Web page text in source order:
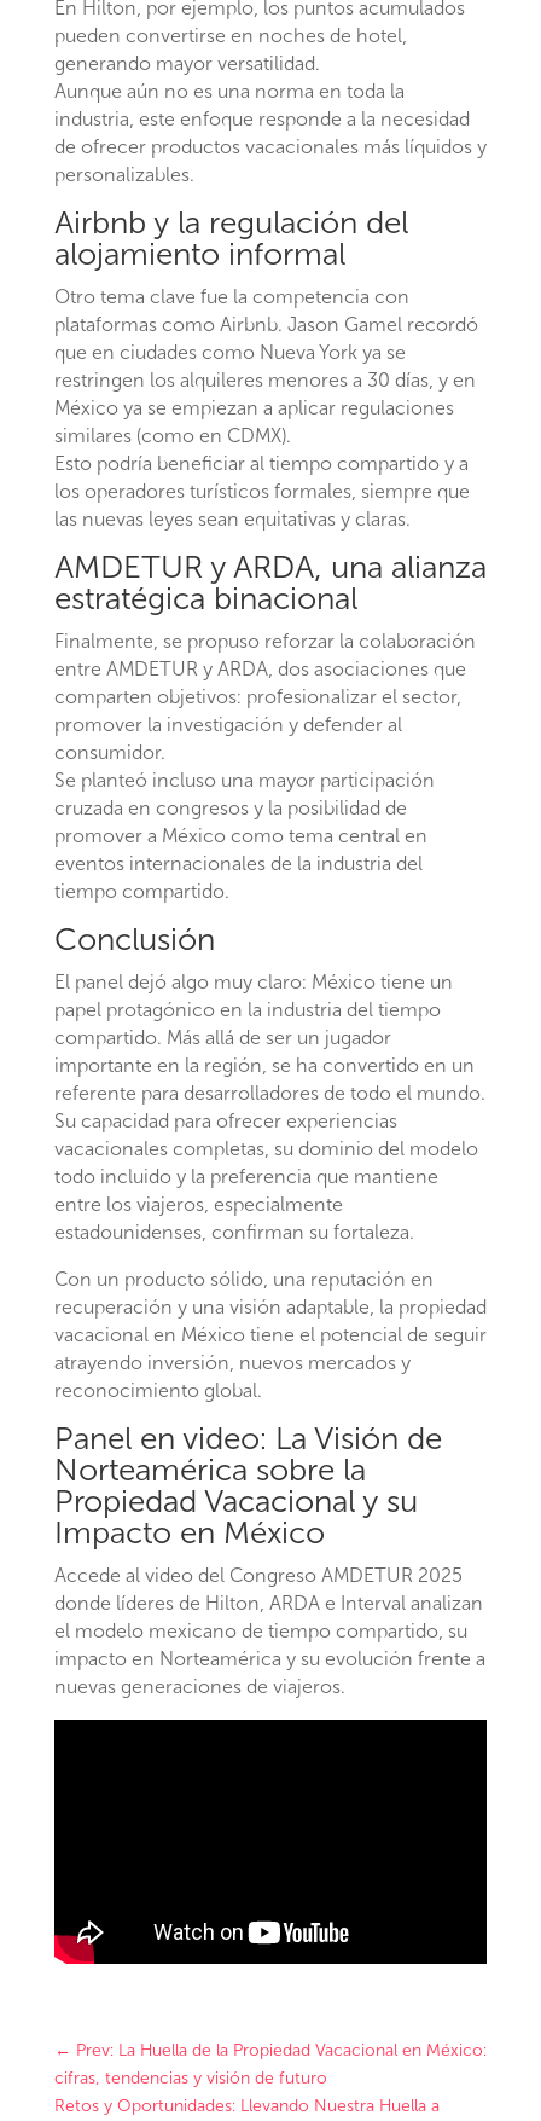
En Hilton, por ejemplo, los puntos acumulados
pueden convertirse en noches de hotel,
generando mayor versatilidad.
Aunque aún no es una norma en toda la
industria, este enfoque responde a la necesidad
de ofrecer productos vacacionales más líquidos y
personalizables.
Airbnb y la regulación del
alojamiento informal
Otro tema clave fue la competencia con
plataformas como Airbnb. Jason Gamel recordó
que en ciudades como Nueva York ya se
restringen los alquileres menores a 30 días, y en
México ya se empiezan a aplicar regulaciones
similares (como en CDMX).
Esto podría beneficiar al tiempo compartido y a
los operadores turísticos formales, siempre que
las nuevas leyes sean equitativas y claras.
AMDETUR y ARDA, una alianza
estratégica binacional
Finalmente, se propuso reforzar la colaboración
entre AMDETUR y ARDA, dos asociaciones que
comparten objetivos: profesionalizar el sector,
promover la investigación y defender al
consumidor.
Se planteó incluso una mayor participación
cruzada en congresos y la posibilidad de
promover a México como tema central en
eventos internacionales de la industria del
tiempo compartido.
Conclusión
El panel dejó algo muy claro: México tiene un
papel protagónico en la industria del tiempo
compartido. Más allá de ser un jugador
importante en la región, se ha convertido en un
referente para desarrolladores de todo el mundo.
Su capacidad para ofrecer experiencias
vacacionales completas, su dominio del modelo
todo incluido y la preferencia que mantiene
entre los viajeros, especialmente
estadounidenses, confirman su fortaleza.
Con un producto sólido, una reputación en
recuperación y una visión adaptable, la propiedad
vacacional en México tiene el potencial de seguir
atrayendo inversión, nuevos mercados y
reconocimiento global.
Panel en video: La Visión de
Norteamérica sobre la
Propiedad Vacacional y su
Impacto en México
Accede al video del Congreso AMDETUR 2025
donde líderes de Hilton, ARDA e Interval analizan
el modelo mexicano de tiempo compartido, su
impacto en Norteamérica y su evolución frente a
nuevas generaciones de viajeros.
← Prev: La Huella de la Propiedad Vacacional en México:
cifras, tendencias y visión de futuro
Retos y Oportunidades: Llevando Nuestra Huella a